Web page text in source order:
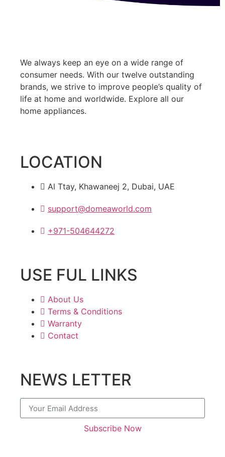
We always keep an eye on a wide range of
consumer needs. With our twelve outstanding
brands, we strive to improve people’s quality of
life at home and worldwide. Explore all our
home appliances.
LOCATION
Al Ttay, Khawaneej 2, Dubai, UAE
support@domeaworld.com
+971-504644272
USE FUL LINKS
About Us
Terms & Conditions
Warranty
Contact
NEWS LETTER
Subscribe Now